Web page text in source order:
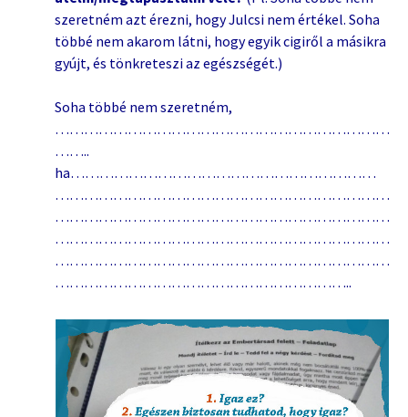
szeretném azt érezni, hogy Julcsi nem értékel. Soha
többé nem akarom látni, hogy egyik cigiről a másikra
gyújt, és tönkreteszi az egészségét.)
Soha többé nem szeretném,
……………………………………………………………
……..
ha………………………………………………………
……………………………………………………………
……………………………………………………………
……………………………………………………………
……………………………………………………………
……………………………………………………..